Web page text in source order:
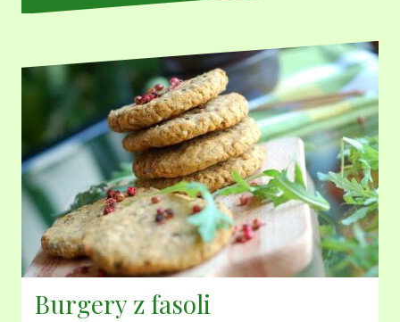
Burgery z fasoli